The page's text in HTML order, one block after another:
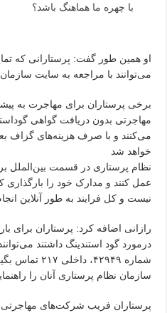
با چهره ما هماهنگ باشد؟
او همین طور گفت: پرستارانی که
می‌توانند با مراجعه به سایت سازمان
برخی پرستاران برای مهاجرت به
مهاجرتی بدون دریافت گواهی
می‌کنند و با صرف هزینه‌های گزاف
خواهد شد
نظام پرستاری در قسمت بین‌الملل
عمل کنند و مدارک خود را بارگذاری
نیست و کل فرایند به طور آنلاین
رازانی اضافه کرد: پرستاران برای
درمورد گود استندینگ داشتند
شماره ۴۲۹۴۹،
سازمان نظام پرستاری آنان را
پرستاران فریب شرکت‌های مهاجرتی